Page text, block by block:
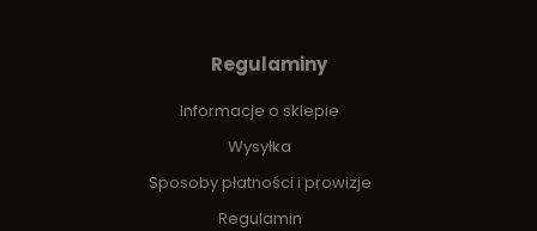
Regulaminy
Informacje o sklepie
Wysyłka
Sposoby płatności i prowizje
Regulamin